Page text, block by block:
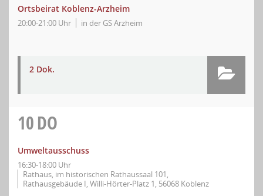
Ortsbeirat Koblenz-Arzheim
20:00-21:00 Uhr in der GS Arzheim
2 Dok.
10DO
Umweltausschuss
16:30-18:00 Uhr
Rathaus, im historischen Rathaussaal 101,
Rathausgebäude I, Willi-Hörter-Platz 1, 56068 Koblenz